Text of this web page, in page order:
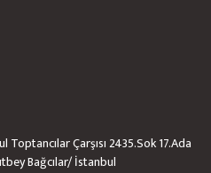
Çarşısı 2435.Sok 17.Ada
Bağcılar/ İstanbul